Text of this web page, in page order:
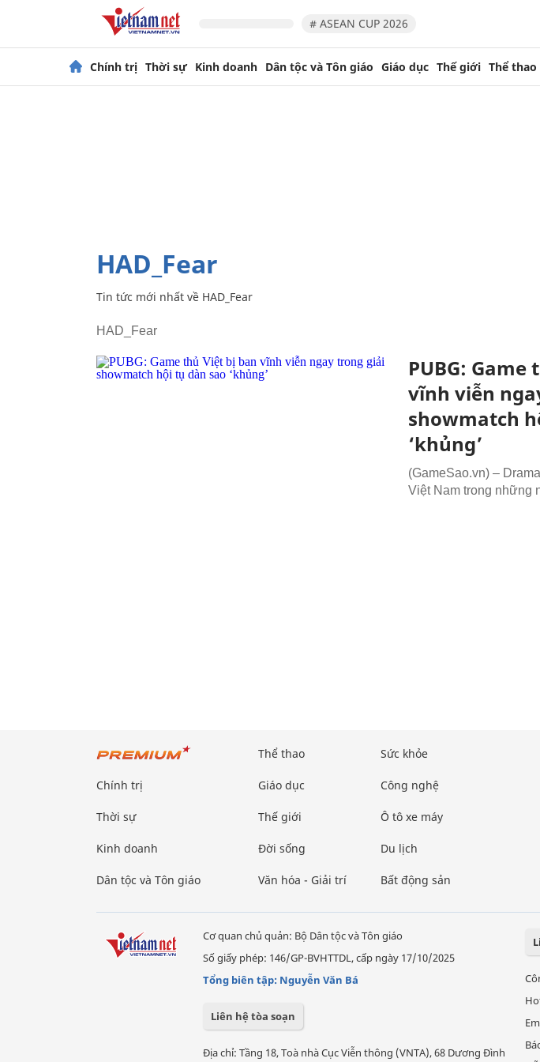
# ASEAN CUP 2026
Chính trị Thời sự Kinh doanh Dân tộc và Tôn giáo Giáo dục Thế giới Thể thao
HAD_Fear
Tin tức mới nhất về HAD_Fear
HAD_Fear
PUBG:
vĩnh viễn
showmatch
‘khủng’
(GameSao.vn) –
Việt Nam trong những
Chính trị
Thời sự
Kinh doanh
Dân tộc và Tôn giáo
Thể thao
Giáo dục
Thế giới
Đời sống
Văn hóa - Giải trí
Sức khỏe
Công nghệ
Ô tô xe máy
Du lịch
Bất động sản
Cơ quan chủ quản: Bộ Dân tộc và Tôn giáo
Số giấy phép: 146/GP-BVHTTDL, cấp ngày 17/10/2025
Tổng biên tập: Nguyễn Văn Bá
Liên hệ tòa soạn
Địa chỉ: Tầng 18, Toà nhà Cục Viễn thông (VNTA), 68 Dương Đình